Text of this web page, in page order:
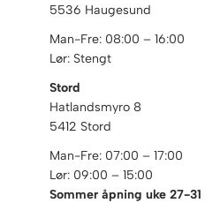
5536 Haugesund
Man-Fre: 08:00 – 16:00
Lør: Stengt
Stord
Hatlandsmyro 8
5412 Stord
Man-Fre: 07:00 – 17:00
Lør: 09:00 – 15:00
Sommer åpning uke 27-31